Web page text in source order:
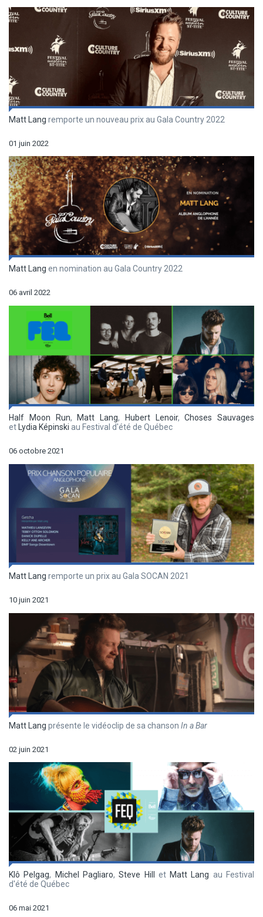
Matt Lang remporte un nouveau prix au Gala Country 2022
01 juin 2022
Matt Lang en nomination au Gala Country 2022
06 avril 2022
Half Moon Run, Matt Lang, Hubert Lenoir,Choses Sauvages
et Lydia Képinski au Festival d'été de Québec
06 octobre 2021
Matt Lang remporte un prix au Gala SOCAN 2021
10 juin 2021
Matt Lang présente le vidéoclip de sa chanson In a Bar
02 juin 2021
Klô Pelgag, Michel Pagliaro,Steve Hill et Matt Lang au Festival
d'été de Québec
06 mai 2021